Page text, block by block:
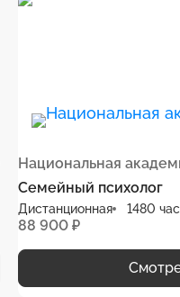
Национальная
Семейный психолог
Дистанционная 1480
88 900 ₽